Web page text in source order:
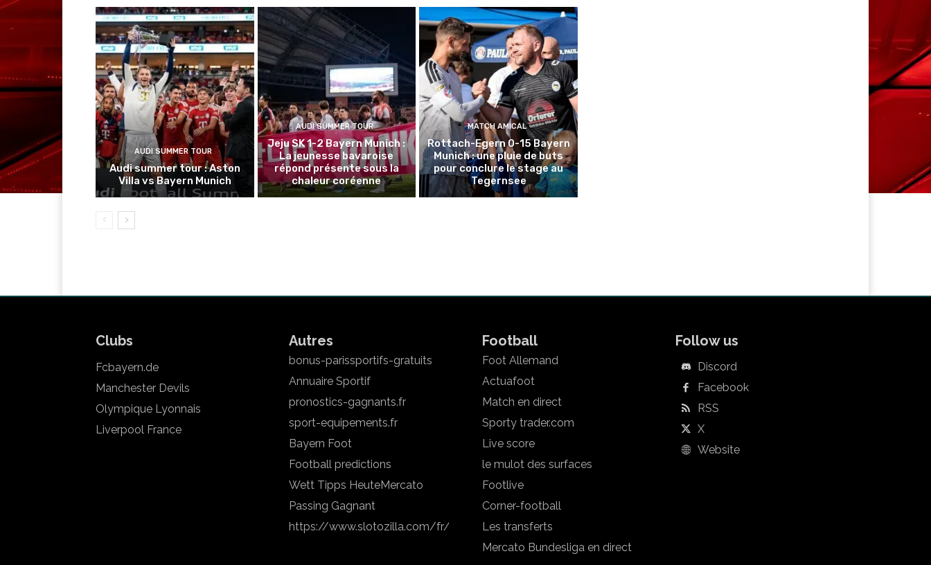
AUDI SUMMER TOUR
Audi summer tour : Aston
Villa vs Bayern Munich
AUDI SUMMER TOUR
Jeju SK 1-2 Bayern Munich :
La jeunesse bavaroise
répond présente sous la
chaleur coréenne
MATCH AMICAL
Rottach-Egern 0-15 Bayern
Munich : une pluie de buts
pour conclure le stage au
Tegernsee
Clubs
Fcbayern.de
Manchester Devils
Olympique Lyonnais
Liverpool France
Autres
bonus-parissportifs-gratuits
Annuaire Sportif
pronostics-gagnants.fr
sport-equipements.fr
Bayern Foot
Football predictions
Wett Tipps HeuteMercato
Passing Gagnant
https://www.slotozilla.com/fr/
Football
Foot Allemand
Actuafoot
Match en direct
Sporty trader.com
Live score
le mulot des surfaces
Footlive
Corner-football
Les transferts
Mercato Bundesliga en direct
Follow us
Discord
Facebook
RSS
X
Website